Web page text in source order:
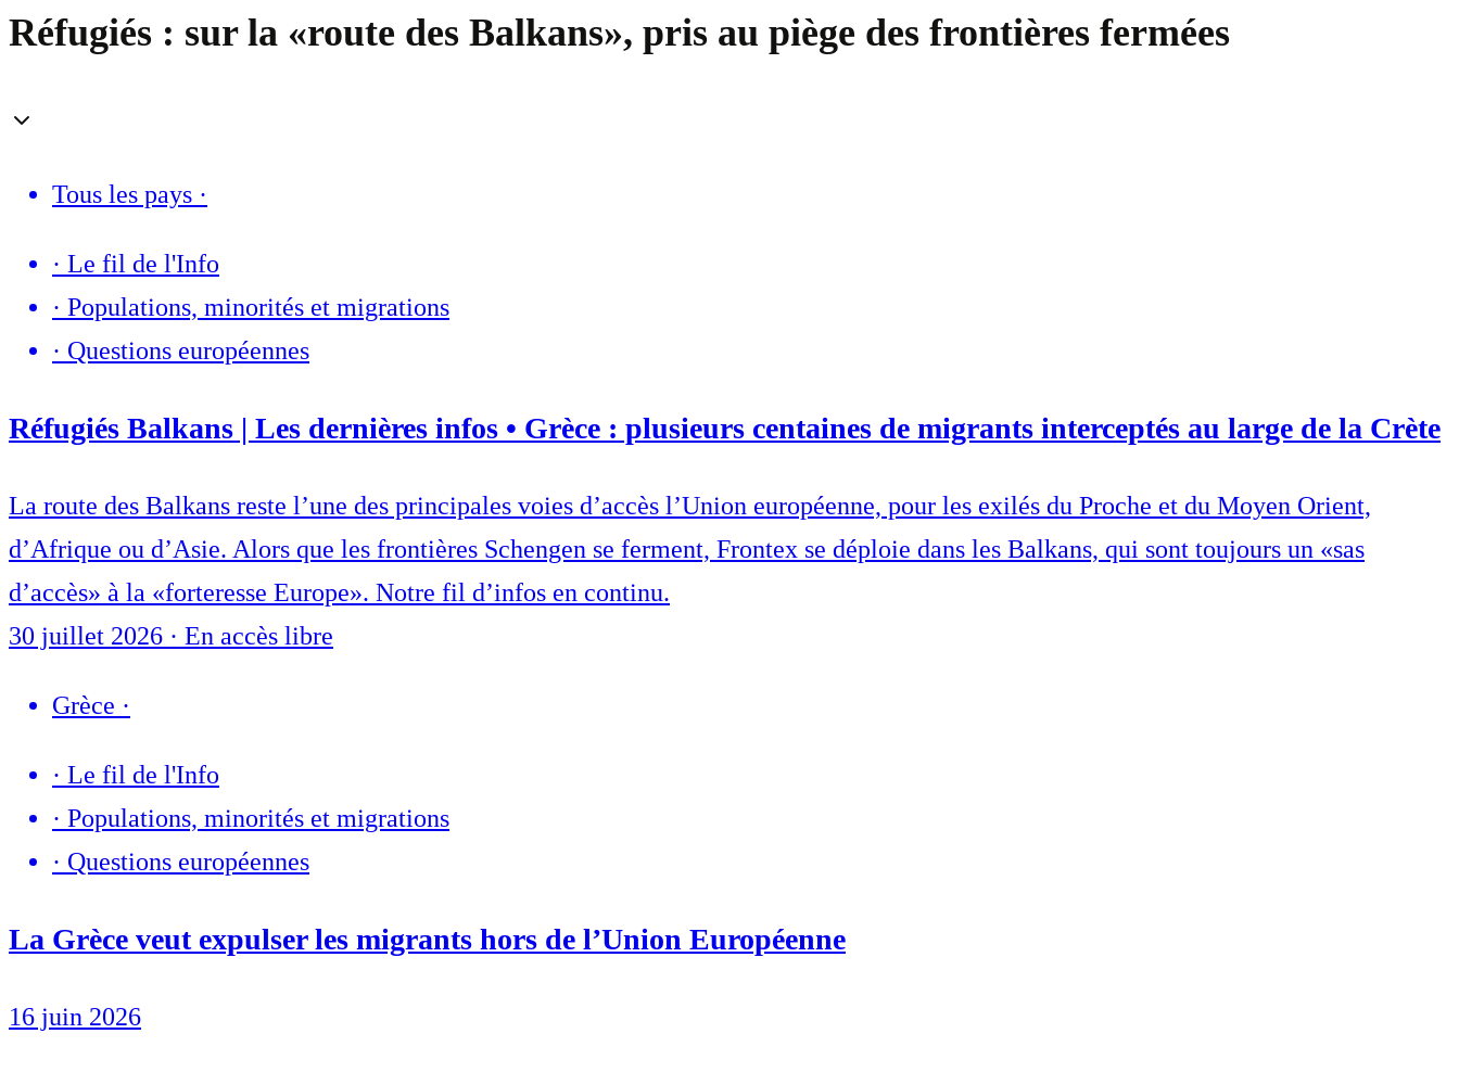
Réfugiés : sur la «route des Balkans», pris au piège des frontières fermées
Tous les pays ·
· Le fil de l'Info
· Populations, minorités et migrations
· Questions européennes
Réfugiés Balkans | Les dernières infos • Grèce : plusieurs centaines de migrants interceptés au large de la Crète
La route des Balkans reste l’une des principales voies d’accès l’Union européenne, pour les exilés du Proche et du Moyen Orient,
d’Afrique ou d’Asie. Alors que les frontières Schengen se ferment, Frontex se déploie dans les Balkans, qui sont toujours un «sas
d’accès» à la «forteresse Europe». Notre fil d’infos en continu.
30 juillet 2026 · En accès libre
Grèce ·
· Le fil de l'Info
· Populations, minorités et migrations
· Questions européennes
La Grèce veut expulser les migrants hors de l’Union Européenne
16 juin 2026